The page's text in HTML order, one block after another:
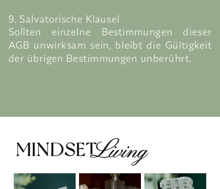
9. Salvatorische Klausel
Sollten einzelne Bestimmungen dieser
AGB unwirksam sein, bleibt die Gültigkeit
der übrigen Bestimmungen unberührt.